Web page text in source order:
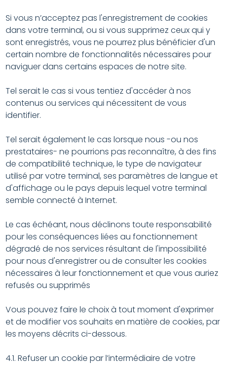
Si vous n’acceptez pas l'enregistrement de cookies
dans votre terminal, ou si vous supprimez ceux qui y
sont enregistrés, vous ne pourrez plus bénéficier d'un
certain nombre de fonctionnalités nécessaires pour
naviguer dans certains espaces de notre site.
Tel serait le cas si vous tentiez d'accéder à nos
contenus ou services qui nécessitent de vous
identifier.
Tel serait également le cas lorsque nous -ou nos
prestataires- ne pourrions pas reconnaître, à des fins
de compatibilité technique, le type de navigateur
utilisé par votre terminal, ses paramètres de langue et
d'affichage ou le pays depuis lequel votre terminal
semble connecté à Internet.
Le cas échéant, nous déclinons toute responsabilité
pour les conséquences liées au fonctionnement
dégradé de nos services résultant de l'impossibilité
pour nous d'enregistrer ou de consulter les cookies
nécessaires à leur fonctionnement et que vous auriez
refusés ou supprimés
Vous pouvez faire le choix à tout moment d'exprimer
et de modifier vos souhaits en matière de cookies, par
les moyens décrits ci-dessous.
4.1. Refuser un cookie par l’intermédiaire de votre